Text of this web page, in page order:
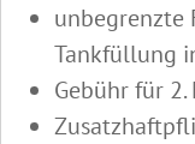
unbegrenzte
Tankfüllung
Gebühr für